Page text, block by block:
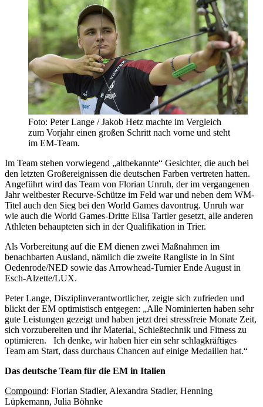
Foto: Peter Lange / Jakob Hetz machte im Vergleich
zum Vorjahr einen großen Schritt nach vorne und steht
im EM-Team.
Im Team stehen vorwiegend „altbekannte“ Gesichter, die auch bei
den letzten Großereignissen die deutschen Farben vertreten hatten.
Angeführt wird das Team von Florian Unruh, der im vergangenen
Jahr weltbester Recurve-Schütze im Feld war und neben dem WM-
Titel auch den Sieg bei den World Games davontrug. Unruh war
wie auch die World Games-Dritte Elisa Tartler gesetzt, alle anderen
Athleten behaupteten sich in der Qualifikation in Trier.
Als Vorbereitung auf die EM dienen zwei Maßnahmen im
benachbarten Ausland, nämlich die zweite Rangliste in In Sint
Oedenrode/NED sowie das Arrowhead-Turnier Ende August in
Esch-Alzette/LUX.
Peter Lange, Disziplinverantwortlicher, zeigte sich zufrieden und
blickt der EM optimistisch entgegen: „Alle Nominierten haben sehr
gute Leistungen gezeigt und haben jetzt drei stressfreie Monate Zeit,
sich vorzubereiten und ihr Material, Schießtechnik und Fitness zu
optimieren. Ich denke, wir haben hier ein sehr schlagkräftiges
Team am Start, dass durchaus Chancen auf einige Medaillen hat.“
Das deutsche Team für die EM in Italien
Compound: Florian Stadler, Alexandra Stadler, Henning
Lüpkemann, Julia Böhnke